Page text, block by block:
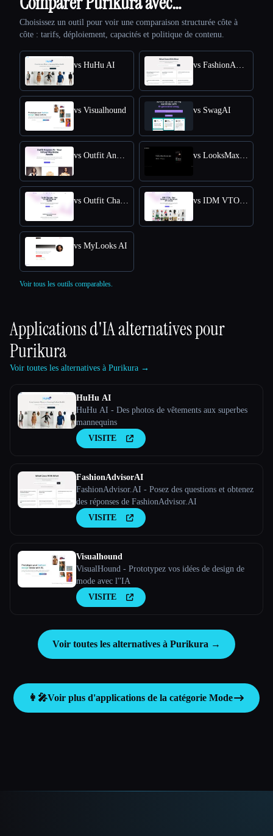
Choisissez un outil pour voir une comparaison structurée côte à
côte : tarifs, déploiement, capacités et politique de contenu.
vs HuHu AI vs FashionAdvisorAI
vs Visualhound vs SwagAI
vs Outfit Anyone AI vs LooksMax AI
vs Outfit Changer vs IDM VTON Online - Free Online Access for Virtual Try-Ons
vs MyLooks AI
Voir tous les outils comparables.
Applications d'IA alternatives pour
Purikura
Voir toutes les alternatives à Purikura →
HuHu AI
HuHu AI - Des photos de vêtements aux superbes
mannequins
VISITE
FashionAdvisorAI
FashionAdvisor.AI - Posez des questions et obtenez
des réponses de FashionAdvisor.AI
VISITE
Visualhound
VisualHound - Prototypez vos idées de design de
mode avec l''IA
VISITE
Voir toutes les alternatives à Purikura →
👩‍🎤Voir plus d'applications de la catégorie Mode